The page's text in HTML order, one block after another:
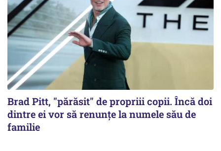
Brad Pitt, "părăsit" de propriii copii. Încă doi
dintre ei vor să renunțe la numele său de
familie